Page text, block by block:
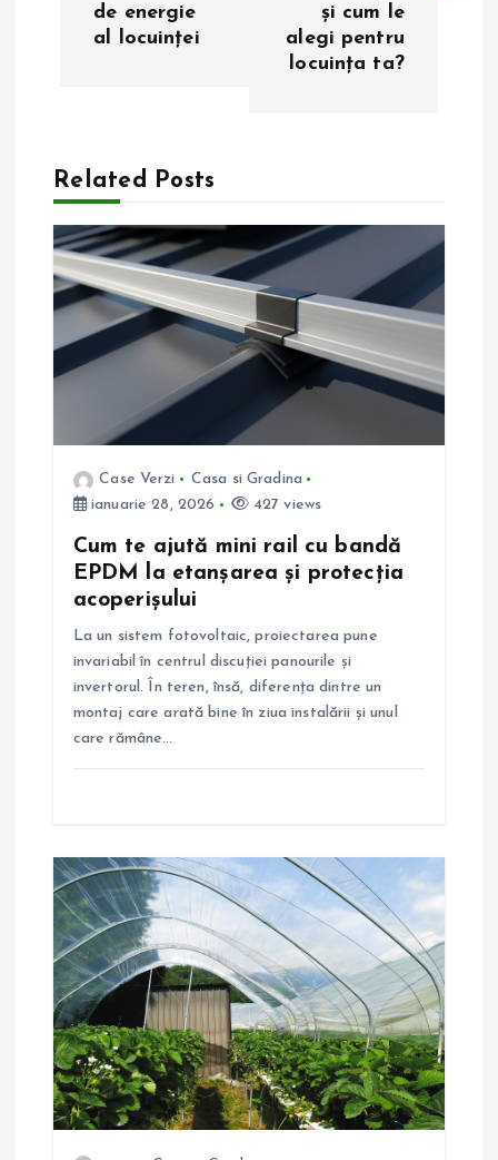
r
e
n
de energie
al locuinței
și cum le
alegi pentru
locuința ta?
Related Posts
Case Verzi
Casa si Gradina
ianuarie 28, 2026
427 views
Cum te ajută mini rail cu bandă
EPDM la etanșarea și protecția
acoperișului
La un sistem fotovoltaic, proiectarea pune
invariabil în centrul discuției panourile și
invertorul. În teren, însă, diferența dintre un
montaj care arată bine în ziua instalării și unul
care rămâne…